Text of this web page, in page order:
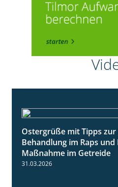
Ostergrüße mit Tipps zur
Behandlung im Raps und
Maßnahme im Getreide
31.03.2026